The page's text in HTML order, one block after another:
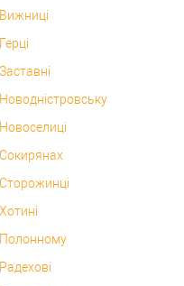
Полонному